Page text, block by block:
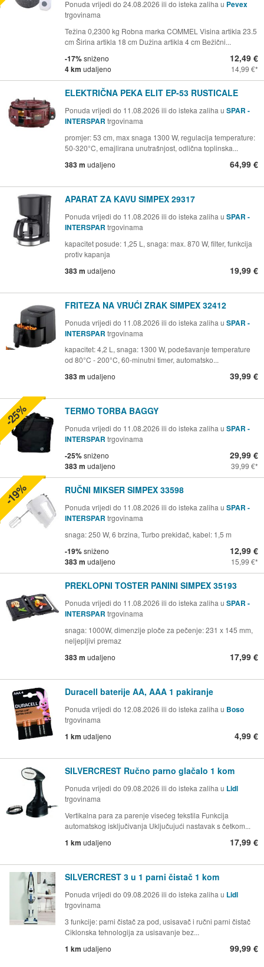
Ponuda vrijedi do 24.08.2026 ili do isteka zaliha u Pevex
trgovinama
Težina 0,2300 kg Robna marka COMMEL Visina artikla 23.5
cm Širina artikla 18 cm Dužina artikla 4 cm Bežični...
-17%sniženo
4 km udaljeno
12,49 €
14,99 €
ELEKTRIČNA PEKA ELIT EP-53 RUSTICALE
Ponuda vrijedi do 11.08.2026 ili do isteka zaliha u SPAR -
INTERSPAR trgovinama
promjer: 53 cm, max snaga 1300 W, regulacija temperature:
50-320°C, emajlirana unutrašnjost, odlična toplinska...
383 m udaljeno 64,99 €
APARAT ZA KAVU SIMPEX 29317
Ponuda vrijedi do 11.08.2026 ili do isteka zaliha u SPAR -
INTERSPAR trgovinama
kapacitet posude: 1,25 L, snaga: max. 870 W, filter, funkcija
protiv kapanja
383 m udaljeno 19,99 €
FRITEZA NA VRUĆI ZRAK SIMPEX 32412
Ponuda vrijedi do 11.08.2026 ili do isteka zaliha u SPAR -
INTERSPAR trgovinama
kapacitet: 4,2 L, snaga: 1300 W, podešavanje temperature
od 80°C - 200°C, 60-minutni timer, automatsko...
383 m udaljeno 39,99 €
TERMO TORBA BAGGY
Ponuda vrijedi do 11.08.2026 ili do isteka zaliha u SPAR -
INTERSPAR trgovinama
-25%sniženo
383 m udaljeno
29,99 €
39,99 €
-25%
RUČNI MIKSER SIMPEX 33598
Ponuda vrijedi do 11.08.2026 ili do isteka zaliha u SPAR -
INTERSPAR trgovinama
snaga: 250 W, 6 brzina, Turbo prekidač, kabel: 1,5 m
-19%sniženo
383 m udaljeno
12,99 €
15,99 €
-19%
PREKLOPNI TOSTER PANINI SIMPEX 35193
Ponuda vrijedi do 11.08.2026 ili do isteka zaliha u SPAR -
INTERSPAR trgovinama
snaga: 1000W, dimenzije ploče za pečenje: 231 x 145 mm,
neljepljivi premaz
383 m udaljeno 17,99 €
Duracell baterije AA, AAA 1 pakiranje
Ponuda vrijedi do 12.08.2026 ili do isteka zaliha u Boso
trgovinama
1 km udaljeno 4,99 €
SILVERCREST Ručno parno glačalo 1 kom
Ponuda vrijedi do 09.08.2026 ili do isteka zaliha u Lidl
trgovinama
Vertikalna para za parenje visećeg tekstila Funkcija
automatskog isključivanja Uključujući nastavak s četkom...
1 km udaljeno 17,99 €
SILVERCREST 3 u 1 parni čistač 1 kom
Ponuda vrijedi do 09.08.2026 ili do isteka zaliha u Lidl
trgovinama
3 funkcije: parni čistač za pod, usisavač i ručni parni čistač
Ciklonska tehnologija za usisavanje bez...
1 km udaljeno 99,99 €